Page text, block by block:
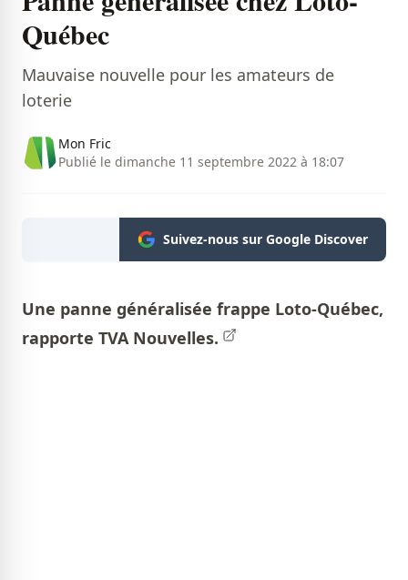
Québec
Mauvaise nouvelle pour les amateurs de
loterie
Mon Fric
Publié le dimanche 11 septembre 2022 à 18:07
Suivez-nous sur Google Discover
Une panne généralisée frappe Loto-Québec,
rapporte TVA Nouvelles.